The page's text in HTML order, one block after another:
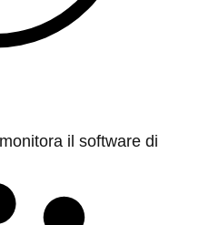
il software di